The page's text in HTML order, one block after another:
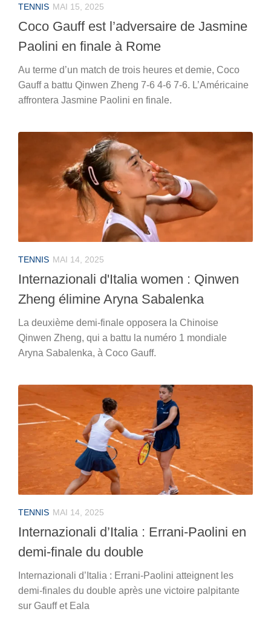
TENNIS MAI 15, 2025
Coco Gauff est l’adversaire de Jasmine
Paolini en finale à Rome
Au terme d’un match de trois heures et demie, Coco
Gauff a battu Qinwen Zheng 7-6 4-6 7-6. L’Américaine
affrontera Jasmine Paolini en finale.
TENNIS MAI 14, 2025
Internazionali d'Italia women : Qinwen
Zheng élimine Aryna Sabalenka
La deuxième demi-finale opposera la Chinoise
Qinwen Zheng, qui a battu la numéro 1 mondiale
Aryna Sabalenka, à Coco Gauff.
TENNIS MAI 14, 2025
Internazionali d’Italia : Errani-Paolini en
demi-finale du double
Internazionali d’Italia : Errani-Paolini atteignent les
demi-finales du double après une victoire palpitante
sur Gauff et Eala